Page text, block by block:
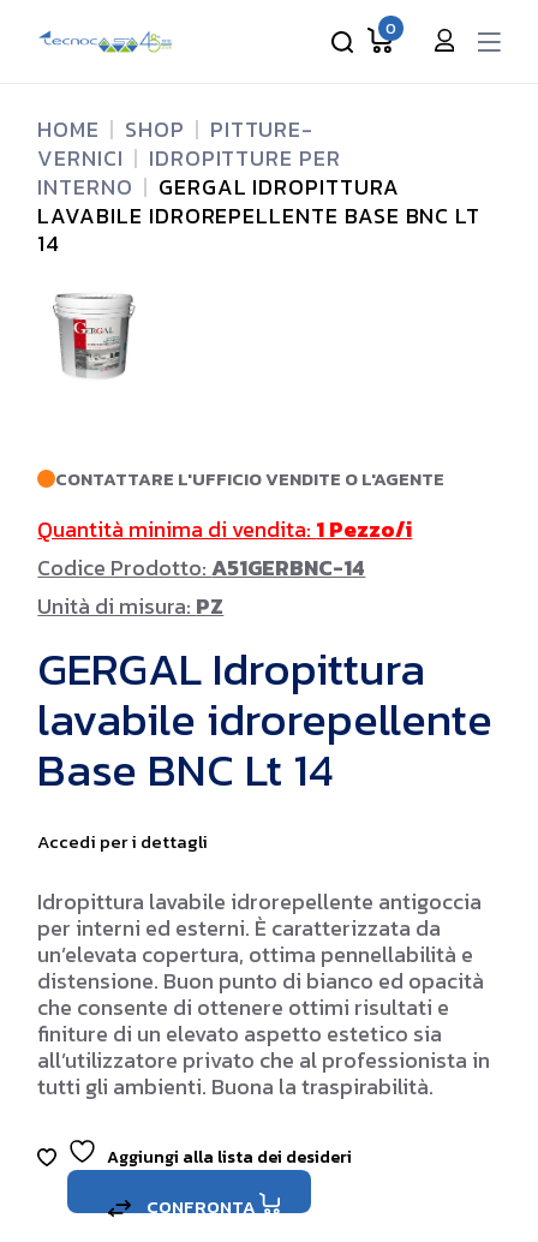
0
HOME SHOP
PITTURE-
VERNICI
IDROPITTURE PER
INTERNO
GERGAL IDROPITTURA
LAVABILE IDROREPELLENTE BASE BNC LT
14
CONTATTARE L'UFFICIO VENDITE O L'AGENTE
Quantità minima di vendita: 1 Pezzo/i
Codice Prodotto:A51GERBNC-14
Unità di misura: PZ
GERGAL Idropittura
lavabile idrorepellente
Base BNC Lt 14
Accedi per i dettagli
Idropittura lavabile idrorepellente antigoccia
per interni ed esterni. È caratterizzata da
un’elevata copertura, ottima pennellabilità e
distensione. Buon punto di bianco ed opacità
che consente di ottenere ottimi risultati e
finiture di un elevato aspetto estetico sia
all’utilizzatore privato che al professionista in
tutti gli ambienti. Buona la traspirabilità.
Aggiungi alla lista dei desideri
CONFRONTA